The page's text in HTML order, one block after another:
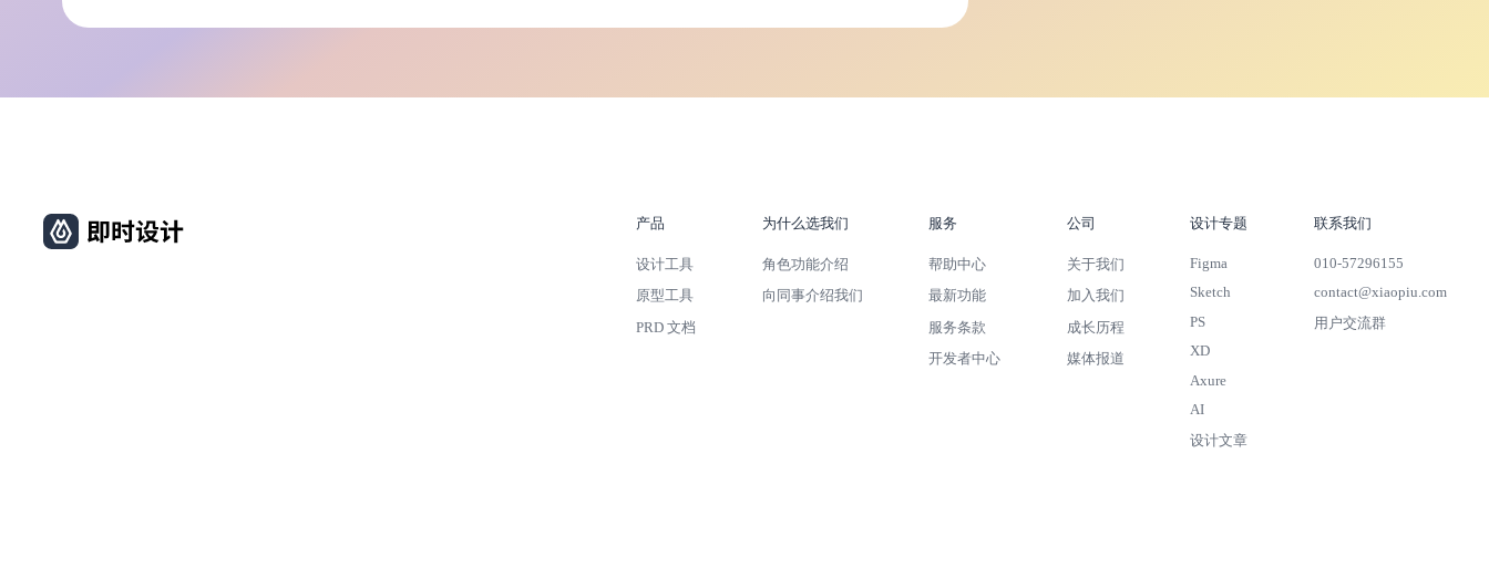
产品
设计工具
原型工具
PRD 文档
为什么选我们
角色功能介绍
向同事介绍我们
服务
帮助中心
最新功能
服务条款
开发者中心
公司
关于我们
加入我们
成长历程
媒体报道
设计专题
Figma
Sketch
PS
XD
Axure
AI
设计文章
联系我们
010-57296155
contact@xiaopiu.com
用户交流群